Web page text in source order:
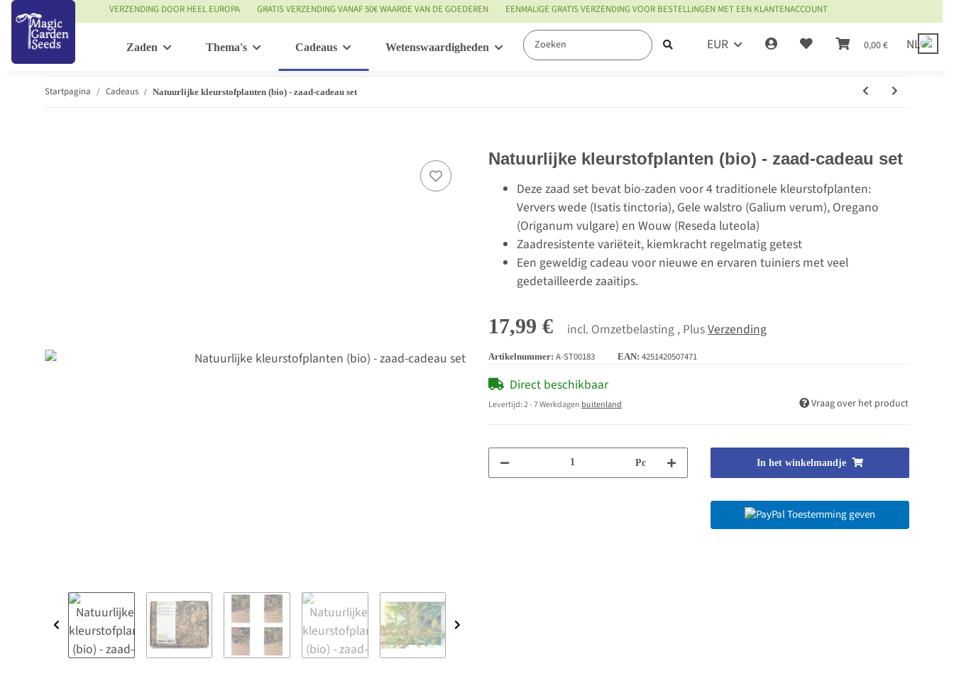
VERZENDING DOOR HEEL EUROPA GRATIS VERZENDING VANAF 50€ WAARDE VAN DE GOEDEREN EENMALIGE GRATIS VERZENDING VOOR BESTELLINGEN MET EEN KLANTENACCOUNT
EUR 0,00 € NL
Zaden Thema's Cadeaus Wetenswaardigheden Service
Startpagina Cadeaus Natuurlijke kleurstofplanten (bio) - zaad-cadeau set
Natuurlijke kleurstofplanten (bio) - zaad-cadeau set
Deze zaad set bevat bio-zaden voor 4 traditionele kleurstofplanten:
Ververs wede (Isatis tinctoria), Gele walstro (Galium verum), Oregano
(Origanum vulgare) en Wouw (Reseda luteola)
Zaadresistente variëteit, kiemkracht regelmatig getest
Een geweldig cadeau voor nieuwe en ervaren tuiniers met veel
gedetailleerde zaaitips.
17,99 € incl. Omzetbelasting , PlusVerzending
Artikelnummer: A-ST00183 EAN: 4251420507471
Direct beschikbaar
Levertijd:2 - 7 Werkdagen buitenland Vraag over het product
Pc In het winkelmandje
Toestemming geven